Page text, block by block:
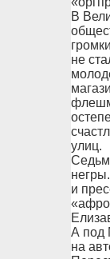
В
не
улиц.
и
А под
на